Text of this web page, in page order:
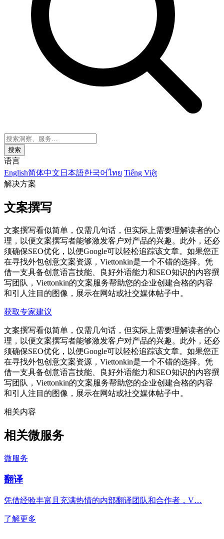
搜索
语言
English简体中文 日本語한국어ไทย Tiếng Việt
解决方案
文案撰写
文案撰写看似简单，仅需几句话，但实际上需要理解读者的心
理，以便文案撰写者能够激发客户对产品的兴趣。此外，还必
须确保SEO优化，以便Google可以轻松追踪该文章。如果您正
在寻找外包创意文案资源，Viettonkin是一个不错的选择。凭
借一支具备创意语言技能、良好外语能力和SEO知识的内容撰
写团队，Viettonkin的文案服务帮助您的企业创建合格的内容
和引人注目的图像，展示在网站或社交媒体帖子中。
获取专家建议
文案撰写看似简单，仅需几句话，但实际上需要理解读者的心
理，以便文案撰写者能够激发客户对产品的兴趣。此外，还必
须确保SEO优化，以便Google可以轻松追踪该文章。如果您正
在寻找外包创意文案资源，Viettonkin是一个不错的选择。凭
借一支具备创意语言技能、良好外语能力和SEO知识的内容撰
写团队，Viettonkin的文案服务帮助您的企业创建合格的内容
和引人注目的图像，展示在网站或社交媒体帖子中。
相关内容
相关微服务
微服务
翻译
凭借经验丰富且充满热情的内部翻译团队和合作者，V…
了解更多